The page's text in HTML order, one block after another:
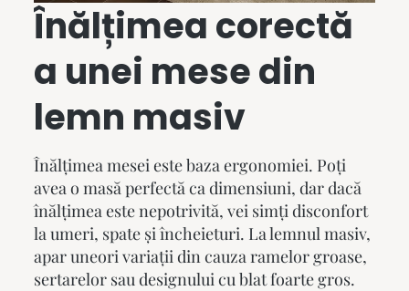
Înălțimea corectă
a unei mese din
lemn masiv
Înălțimea mesei este baza ergonomiei. Poți
avea o masă perfectă ca dimensiuni, dar dacă
înălțimea este nepotrivită, vei simți disconfort
la umeri, spate și încheieturi. La lemnul masiv,
apar uneori variații din cauza ramelor groase,
sertarelor sau designului cu blat foarte gros.